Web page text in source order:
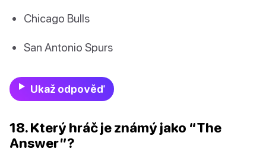
Chicago Bulls
San Antonio Spurs
Ukaž odpověď
18. Který hráč je známý jako “The
Answer”?